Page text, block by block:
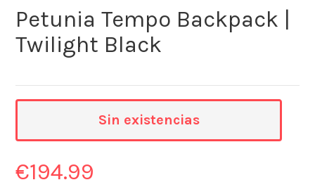
Petunia Tempo Backpack |
Twilight Black
€194.99
Sin existencias